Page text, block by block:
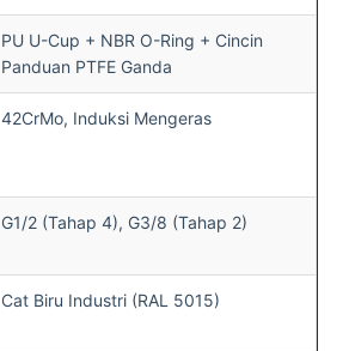
PU U-Cup + NBR O-Ring + Cincin
Panduan PTFE Ganda
42CrMo, Induksi Mengeras
G1/2 (Tahap 4), G3/8 (Tahap 2)
Cat Biru Industri (RAL 5015)